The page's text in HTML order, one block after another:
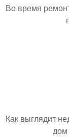
Во время
Как выглядит
дом